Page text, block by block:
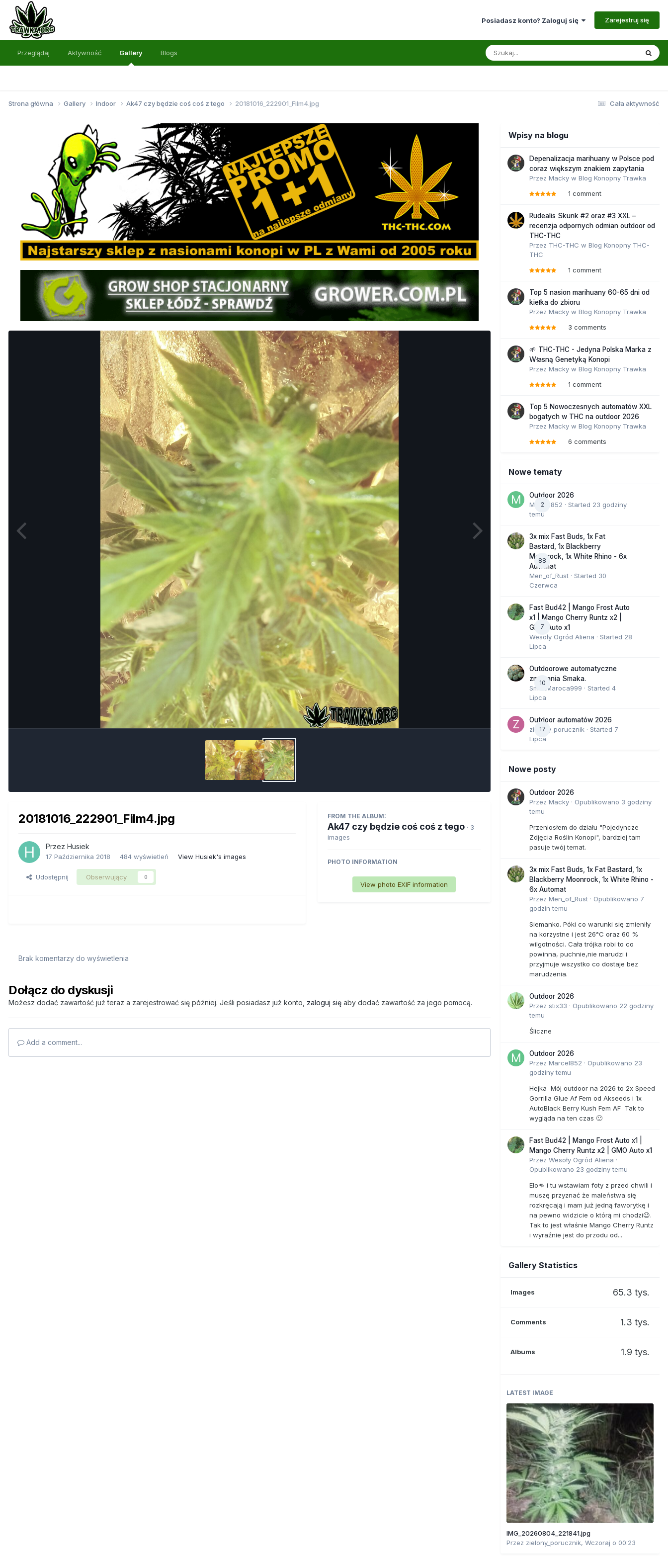
Posiadasz konto? Zaloguj się Zarejestruj się
Przeglądaj Aktywność Gallery Blogs
Cała aktywność
Strona główna Gallery Indoor Ak47 czy będzie coś coś z tego 20181016_222901_Film4.jpg
20181016_222901_Film4.jpg
Przez Husiek
17 Października 2018 484 wyświetleń View Husiek's images
Udostępnij Obserwujący 0
FROM THE ALBUM:
Ak47 czy będzie coś coś z tego · 3
images
PHOTO INFORMATION
View photo EXIF information
Brak komentarzy do wyświetlenia
Dołącz do dyskusji
Możesz dodać zawartość już teraz a zarejestrować się później. Jeśli posiadasz już konto, zaloguj się aby dodać zawartość za jego pomocą.
Add a comment...
Wpisy na blogu
Depenalizacja marihuany w Polsce pod
coraz większym znakiem zapytania
Przez Macky w Blog Konopny Trawka
1 comment
Rudealis Skunk #2 oraz #3 XXL –
recenzja odpornych odmian outdoor od
THC-THC
Przez THC-THC w Blog Konopny THC-
THC
1 comment
Top 5 nasion marihuany 60-65 dni od
kiełka do zbioru
Przez Macky w Blog Konopny Trawka
3 comments
🌱 THC-THC - Jedyna Polska Marka z
Własną Genetyką Konopi
Przez Macky w Blog Konopny Trawka
1 comment
Top 5 Nowoczesnych automatów XXL
bogatych w THC na outdoor 2026
Przez Macky w Blog Konopny Trawka
6 comments
Nowe tematy
2
Outdoor 2026
Marcel852 · Started 23 godziny
temu
88
3x mix Fast Buds, 1x Fat
Bastard, 1x Blackberry
Moonrock, 1x White Rhino - 6x
Automat
Men_of_Rust · Started 30
Czerwca
7
Fast Bud42 | Mango Frost Auto
x1 | Mango Cherry Runtz x2 |
GMO Auto x1
Wesoły Ogród Aliena · Started 28
Lipca
10
Outdoorowe automatyczne
zmagania Smaka.
SmakMaroca999 · Started 4
Lipca
17
Outdoor automatów 2026
zielony_porucznik · Started 7
Lipca
Nowe posty
Outdoor 2026
Przez Macky · Opublikowano 3 godziny
temu
Przeniosłem do działu "Pojedyncze
Zdjęcia Roślin Konopi", bardziej tam
pasuje twój temat.
3x mix Fast Buds, 1x Fat Bastard, 1x
Blackberry Moonrock, 1x White Rhino -
6x Automat
Przez Men_of_Rust · Opublikowano 7
godzin temu
Siemanko. Póki co warunki się zmieniły
na korzystne i jest 26°C oraz 60 %
wilgotności. Cała trójka robi to co
powinna, puchnie,nie marudzi i
przyjmuje wszystko co dostaje bez
marudzenia.
Outdoor 2026
Przez stix33 · Opublikowano 22 godziny
temu
Śliczne
Outdoor 2026
Przez Marcel852 · Opublikowano 23
godziny temu
Hejka Mój outdoor na 2026 to 2x Speed
Gorrilla Glue Af Fem od Akseeds i 1x
AutoBlack Berry Kush Fem AF Tak to
wygląda na ten czas 🙂
Fast Bud42 | Mango Frost Auto x1 |
Mango Cherry Runtz x2 | GMO Auto x1
Przez Wesoły Ogród Aliena ·
Opublikowano 23 godziny temu
Elo👊 i tu wstawiam foty z przed chwili i
muszę przyznać że maleństwa się
rozkręcają i mam już jedną faworytkę i
na pewno widzicie o którą mi chodzi😉.
Tak to jest właśnie Mango Cherry Runtz
i wyraźnie jest do przodu od...
Gallery Statistics
Images 65.3 tys.
Comments 1.3 tys.
Albums 1.9 tys.
LATEST IMAGE
IMG_20260804_221841.jpg
Przez zielony_porucznik, Wczoraj o 00:23